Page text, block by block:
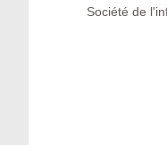
Société de